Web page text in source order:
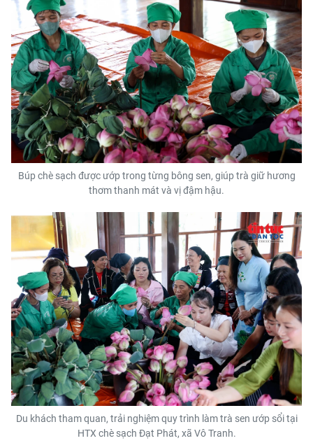
Búp chè sạch được ướp trong từng bông sen, giúp trà giữ hương
thơm thanh mát và vị đậm hậu.
Du khách tham quan, trải nghiệm quy trình làm trà sen ướp sổi tại
HTX chè sạch Đạt Phát, xã Vô Tranh.